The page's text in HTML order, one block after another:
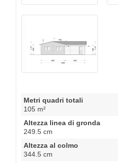
Metri quadri totali
105 m²
Altezza linea di gronda
249.5 cm
Altezza al colmo
344.5 cm